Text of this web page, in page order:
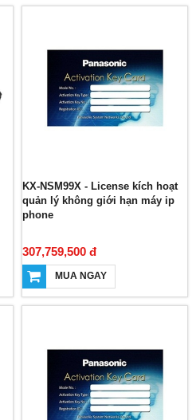
KX-NSM99X - License kích hoạt
quản lý không giới hạn máy ip
phone
307,759,500 đ
MUA NGAY